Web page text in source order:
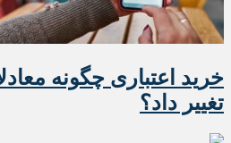
خرید اعتباری چگونه
تغییر داد؟